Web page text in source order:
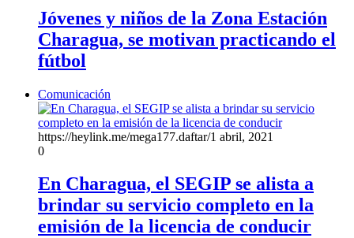
Jóvenes y niños de la Zona Estación
Charagua, se motivan practicando el
fútbol
Comunicación
https://heylink.me/mega177.daftar/1 abril, 2021
0
En Charagua, el SEGIP se alista a
brindar su servicio completo en la
emisión de la licencia de conducir